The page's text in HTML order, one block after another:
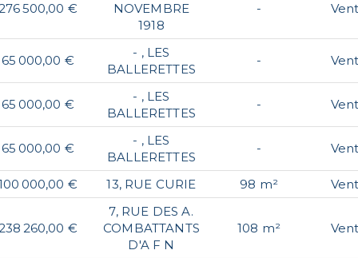
500,00 €
NOVEMBRE
1918
-
65 000,00 €
- , LES
BALLERETTES
-
65 000,00 €
- , LES
BALLERETTES
-
65 000,00 €
- , LES
BALLERETTES
-
000,00 € 13, RUE CURIE 98 m²
260,00 €
7, RUE DES A.
COMBATTANTS
D'A F N
108 m²